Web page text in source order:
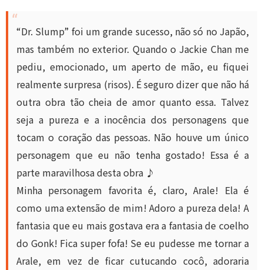
“Dr. Slump” foi um grande sucesso, não só no Japão,
mas também no exterior. Quando o Jackie Chan me
pediu, emocionado, um aperto de mão, eu fiquei
realmente surpresa (risos). É seguro dizer que não há
outra obra tão cheia de amor quanto essa. Talvez
seja a pureza e a inocência dos personagens que
tocam o coração das pessoas. Não houve um único
personagem que eu não tenha gostado! Essa é a
parte maravilhosa desta obra ♪
Minha personagem favorita é, claro, Arale! Ela é
como uma extensão de mim! Adoro a pureza dela! A
fantasia que eu mais gostava era a fantasia de coelho
do Gonk! Fica super fofa! Se eu pudesse me tornar a
Arale, em vez de ficar cutucando cocô, adoraria